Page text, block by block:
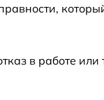
в работе